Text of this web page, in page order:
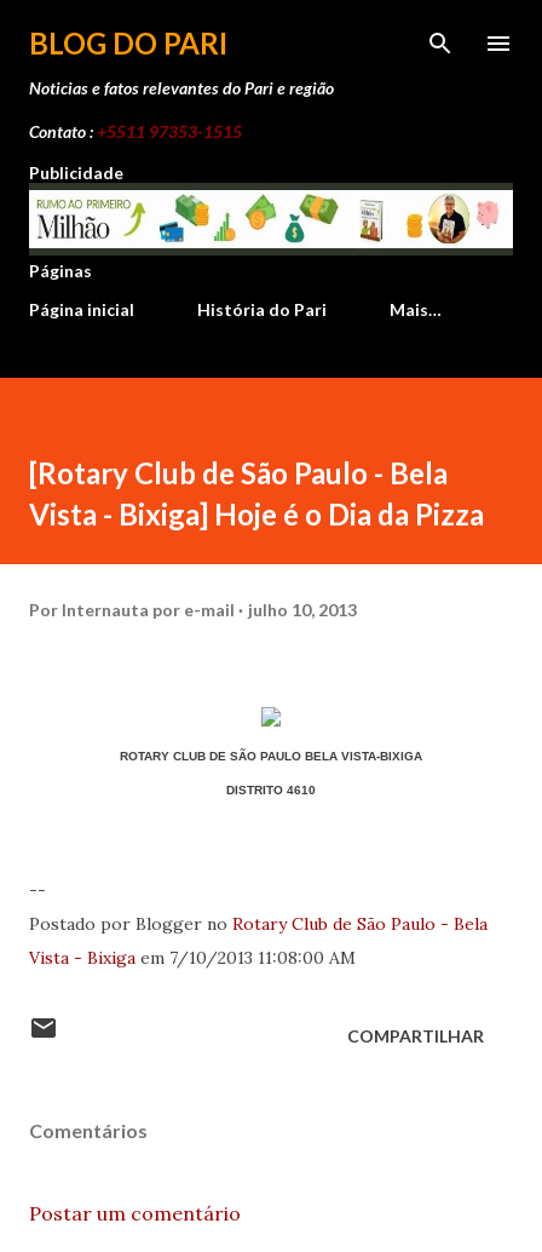
Pular para o conteúdo principal
BLOG DO PARI
Noticias e fatos relevantes do Pari e região
Contato :+5511 97353-1515
Publicidade
Páginas
Página inicial
História do Pari Mais…
[Rotary Club de São Paulo - Bela
Vista - Bixiga] Hoje é o Dia da Pizza
Por Internauta por e-mail julho 10, 2013
ROTARY CLUB DE SÃO PAULO BELA VISTA-BIXIGA
DISTRITO 4610
--
Postado por Blogger no Rotary Club de São Paulo - Bela
Vista - Bixiga em 7/10/2013 11:08:00 AM
COMPARTILHAR
Comentários
Postar um comentário